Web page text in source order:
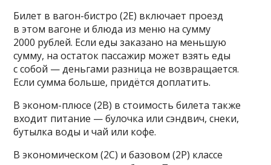
Билет в вагон-бистро (2Е) включает проезд
в этом вагоне и блюда из меню на сумму
2000 рублей. Если еды заказано на меньшую
сумму, на остаток пассажир может взять еды
с собой — деньгами разница не возвращается.
Если сумма больше, придётся доплатить.
В эконом-плюсе (2В) в стоимость билета также
входит питание — булочка или сэндвич, снеки,
бутылка воды и чай или кофе.
В экономическом (2С) и базовом (2Р) классе